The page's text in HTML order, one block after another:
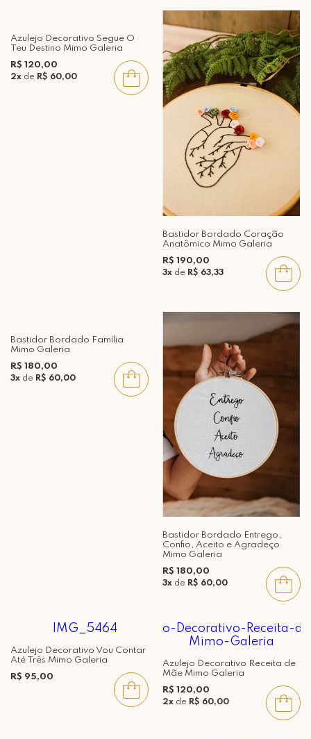
Azulejo Decorativo Segue O
Teu Destino Mimo Galeria
R$ 120,00
2x de R$ 60,00
Bastidor Bordado Coração
Anatômico Mimo Galeria
R$ 190,00
3x de R$ 63,33
Bastidor Bordado Família
Mimo Galeria
R$ 180,00
3x de R$ 60,00
Bastidor Bordado Entrego,
Confio, Aceito e Agradeço
Mimo Galeria
R$ 180,00
3x de R$ 60,00
Azulejo Decorativo Vou Contar
Até Três Mimo Galeria
R$ 95,00
Azulejo Decorativo Receita de
Mãe Mimo Galeria
R$ 120,00
2x de R$ 60,00